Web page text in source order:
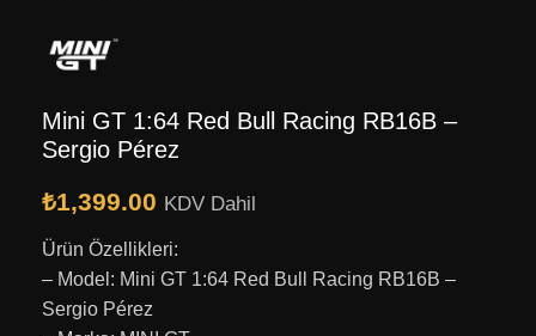
Mini GT 1:64 Red Bull Racing RB16B –
Sergio Pérez
₺1,399.00 KDV Dahil
Ürün Özellikleri:
– Model: Mini GT 1:64 Red Bull Racing RB16B –
Sergio Pérez